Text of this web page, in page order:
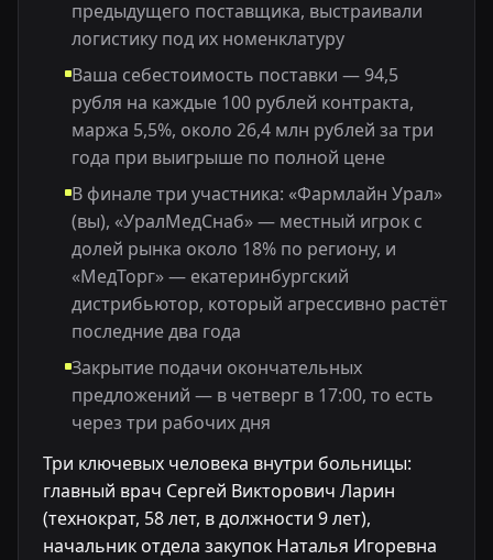
предыдущего поставщика, выстраивали
логистику под их номенклатуру
Ваша себестоимость поставки — 94,5
рубля на каждые 100 рублей контракта,
маржа 5,5%, около 26,4 млн рублей за три
года при выигрыше по полной цене
В финале три участника: «Фармлайн Урал»
(вы), «УралМедСнаб» — местный игрок с
долей рынка около 18% по региону, и
«МедТорг» — екатеринбургский
дистрибьютор, который агрессивно растёт
последние два года
Закрытие подачи окончательных
предложений — в четверг в 17:00, то есть
через три рабочих дня
Три ключевых человека внутри больницы:
главный врач Сергей Викторович Ларин
(технократ, 58 лет, в должности 9 лет),
начальник отдела закупок Наталья Игоревна